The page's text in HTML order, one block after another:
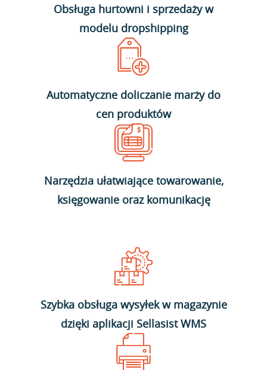
Obsługa hurtowni i sprzedaży w
modelu dropshipping
Automatyczne doliczanie marży do
cen produktów
Narzędzia ułatwiające towarowanie,
księgowanie oraz komunikację
Szybka obsługa wysyłek w magazynie
dzięki aplikacji Sellasist WMS